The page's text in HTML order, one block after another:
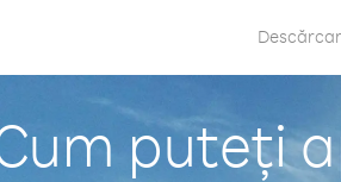
puteți